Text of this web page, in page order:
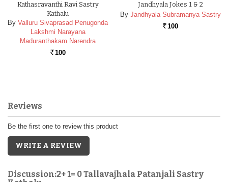
Kathasravanthi Ravi Sastry
Kathalu
By Valluru Sivaprasad Penugonda
Lakshmi Narayana
Maduranthakam Narendra
Rs. 100
Jandhyala Jokes 1 & 2
By Jandhyala Subramanya Sastry
Rs. 100
Reviews
Be the first one to review this product
WRITE A REVIEW
Discussion:2+ 1= 0 Tallavajhala Patanjali Sastry